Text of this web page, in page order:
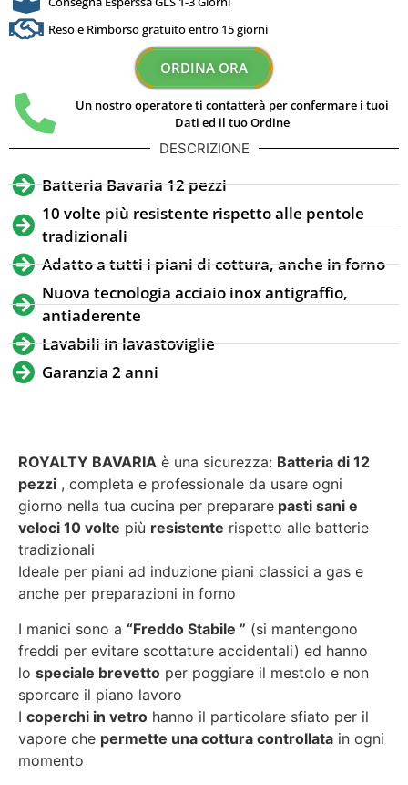
Reso e Rimborso gratuito entro 15 giorni
ORDINA ORA
Un nostro operatore ti contatterà per confermare i tuoi
Dati ed il tuo Ordine
DESCRIZIONE
Batteria Bavaria 12 pezzi
10 volte più resistente rispetto alle pentole
tradizionali
Adatto a tutti i piani di cottura, anche in forno
Nuova tecnologia acciaio inox antigraffio,
antiaderente
Lavabili in lavastoviglie
Garanzia 2 anni
ROYALTY BAVARIA è una sicurezza: Batteria di 12
pezzi , completa e professionale da usare ogni
giorno nella tua cucina per preparare pasti sani e
veloci 10 volte più resistente rispetto alle batterie
tradizionali
Ideale per piani ad induzione piani classici a gas e
anche per preparazioni in forno
I manici sono a “Freddo Stabile ” (si mantengono
freddi per evitare scottature accidentali) ed hanno
lo speciale brevetto per poggiare il mestolo e non
sporcare il piano lavoro
I coperchi in vetro hanno il particolare sfiato per il
vapore che permette una cottura controllata in ogni
momento